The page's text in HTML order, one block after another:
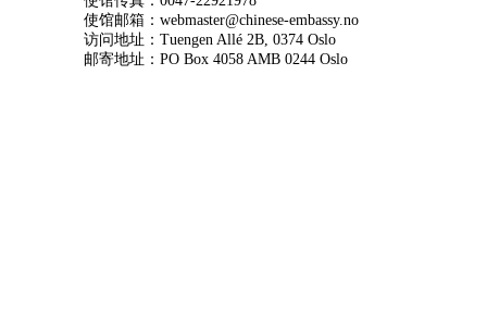
使馆邮箱：webmaster@chinese-embassy.no
访问地址：Tuengen Allé 2B, 0374 Oslo
邮寄地址：PO Box 4058 AMB 0244 Oslo